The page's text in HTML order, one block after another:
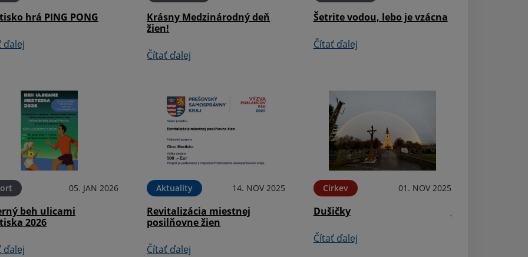
hrá PING PONG
ďalej
Krásny Medzinárodný deň
žien!
Čítať ďalej
Šetrite vodou, lebo je vzácna
Čítať ďalej
05. JAN 2026
beh ulicami
2026
ďalej
Aktuality 14. NOV 2025
Revitalizácia miestnej
posilňovne žien
Čítať ďalej
Cirkev 01. NOV 2025
Dušičky
Čítať ďalej